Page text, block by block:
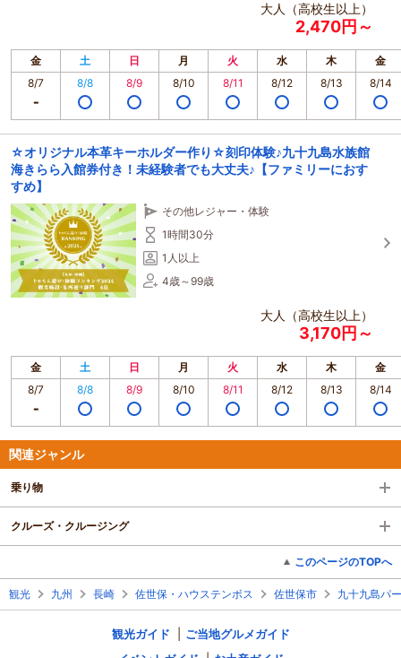
大人（高校生以上）
2,470円～
金 土 日 月 火 水 木
金
8/7
8/8 8/9 8/10 8/11 8/12 8/13 8/14
☆オリジナル本革キーホルダー作り☆刻印体験♪九十九島水族館
海きらら入館券付き！未経験者でも大丈夫♪【ファミリーにおす
すめ】
その他レジャー・体験
1時間30分
1人以上
4歳～99歳
大人（高校生以上）
3,170円～
金 土 日 月 火 水 木
金
8/7
8/8 8/9 8/10 8/11 8/12 8/13 8/14
関連ジャンル
乗り物
クルーズ・クルージング
このページのTOPへ
観光 九州 長崎 佐世保・ハウステンボス 佐世保市 九十九島パ
観光ガイド
ご当地グルメガイド